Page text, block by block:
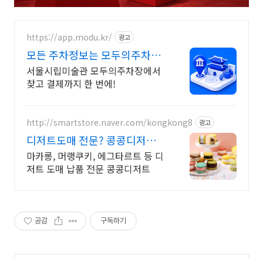
https://app.modu.kr/ 광고
모든 주차정보는 모두의주차장
주차장 검색은 모두의주차장
서울시립미술관 모두의주차장에서
찾고 결제까지 한 번에!
http://smartstore.naver.com/kongkong8 광고
디저트도매 전문? 콩콩디저트
대량 주문 및 도매 납품
마카롱, 머랭쿠키, 에그타르트 등 디
저트 도매 납품 전문 콩콩디저트
공감 구독하기